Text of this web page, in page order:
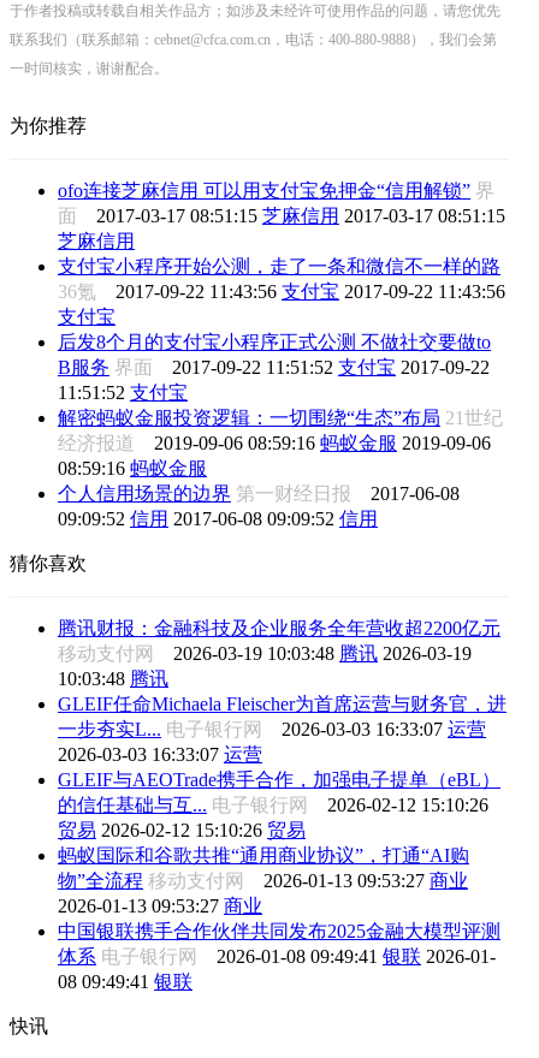
于作者投稿或转载自相关作品方；如涉及未经许可使用作品的问题，请您优先
联系我们（联系邮箱：cebnet@cfca.com.cn，电话：400-880-9888），我们会第
一时间核实，谢谢配合。
为你推荐
ofo连接芝麻信用 可以用支付宝免押金“信用解锁” 界
面 2017-03-17 08:51:15 芝麻信用 2017-03-17 08:51:15
芝麻信用
支付宝小程序开始公测，走了一条和微信不一样的路
36氪 2017-09-22 11:43:56 支付宝 2017-09-22 11:43:56
支付宝
后发8个月的支付宝小程序正式公测 不做社交要做to
B服务 界面 2017-09-22 11:51:52 支付宝 2017-09-22
11:51:52 支付宝
解密蚂蚁金服投资逻辑：一切围绕“生态”布局 21世纪
经济报道 2019-09-06 08:59:16 蚂蚁金服 2019-09-06
08:59:16 蚂蚁金服
个人信用场景的边界 第一财经日报 2017-06-08
09:09:52 信用 2017-06-08 09:09:52 信用
猜你喜欢
腾讯财报：金融科技及企业服务全年营收超2200亿元
移动支付网 2026-03-19 10:03:48 腾讯 2026-03-19
10:03:48 腾讯
GLEIF任命Michaela Fleischer为首席运营与财务官，进
一步夯实L... 电子银行网 2026-03-03 16:33:07 运营
2026-03-03 16:33:07 运营
GLEIF与AEOTrade携手合作，加强电子提单（eBL）
的信任基础与互... 电子银行网 2026-02-12 15:10:26
贸易 2026-02-12 15:10:26 贸易
蚂蚁国际和谷歌共推“通用商业协议”，打通“AI购
物”全流程 移动支付网 2026-01-13 09:53:27 商业
2026-01-13 09:53:27 商业
中国银联携手合作伙伴共同发布2025金融大模型评测
体系 电子银行网 2026-01-08 09:49:41 银联 2026-01-
08 09:49:41 银联
快讯